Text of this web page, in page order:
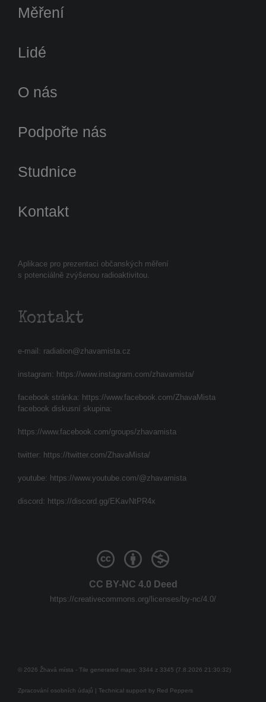
Aplikace pro prezentaci občanských měření
s potenciálně zvýšenou radioaktivitou.
Kontakt
e-mail: radiation@zhavamista.cz
instagram: https://www.instagram.com/zhavamista/
facebook stránka: https://www.facebook.com/ZhavaMista
facebook diskusní skupina:
https://www.facebook.com/groups/zhavamista
twitter: https://twitter.com/ZhavaMista/
youtube: https://www.youtube.com/@zhavamista
discord: https://discord.gg/EKavNtPR4x
Měření
Lidé
O nás
Podpořte nás
Studnice
Kontakt
CC BY-NC 4.0 Deed
https://creativecommons.org/licenses/by-nc/4.0/
© 2026 Žhavá místa - Tile generated maps: 3344 z 3345 (7.8.2026 21:30:32)
Zpracování osobních údajů | Technical support by Red Peppers